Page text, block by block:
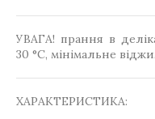
УВАГА! прання в
30 °C, мінімальне
ХАРАКТЕРИСТИКА: